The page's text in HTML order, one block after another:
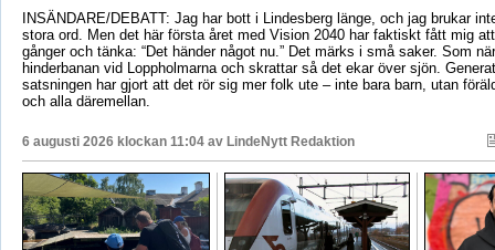
INSÄNDARE/DEBATT: Jag har bott i Lindesberg länge, och jag brukar
stora ord. Men det här första året med Vision 2040 har faktiskt fått mig
gånger och tänka: “Det händer något nu.” Det märks i små saker. Som
hinderbanan vid Loppholmarna och skrattar så det ekar över sjön.
satsningen har gjort att det rör sig mer folk ute – inte bara barn, utan
och alla däremellan.
6 augusti 2026 klockan 11:04 av LindeNytt Redaktion